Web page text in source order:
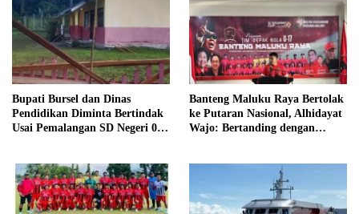
Bupati Bursel dan Dinas
Pendidikan Diminta Bertindak
Usai Pemalangan SD Negeri 09
Banteng Maluku Raya Bertolak
ke Putaran Nasional, Alhidayat
Wajo: Bertanding dengan